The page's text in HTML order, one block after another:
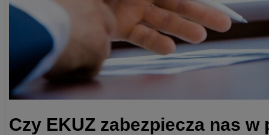
Czy EKUZ zabezpiecza nas w